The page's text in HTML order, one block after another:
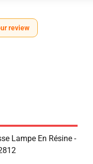
review
Lampe En Résine -